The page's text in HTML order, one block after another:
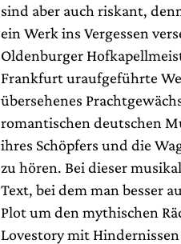
sind aber auch riskant,
ein Werk ins Vergessen
Oldenburger
Frankfurt uraufgeführte
übersehenes
romantischen deutschen
ihres Schöpfers und die
zu hören. Bei dieser
Text, bei dem man besser
Plot um den mythischen
Lovestory mit